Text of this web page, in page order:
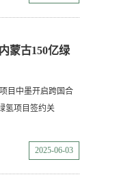
蒙古150亿绿
目中墨开启跨国合
氢项目签约关
2025-06-03